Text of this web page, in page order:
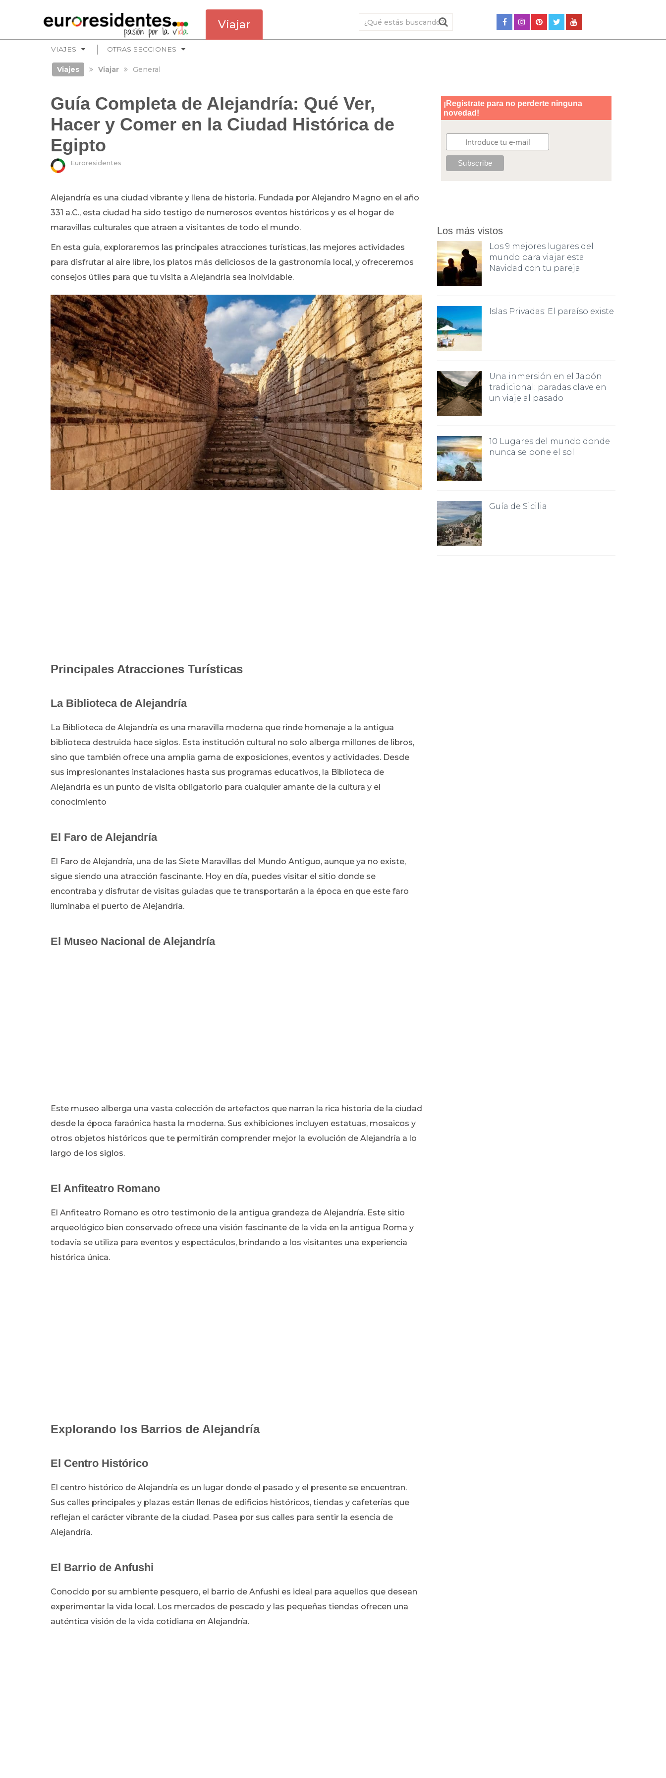
Viajar
VIAJES OTRAS SECCIONES
Viajes Viajar General
Guía Completa de Alejandría: Qué Ver,
Hacer y Comer en la Ciudad Histórica de
Egipto
Euroresidentes
Alejandría es una ciudad vibrante y llena de historia. Fundada por Alejandro Magno en el año
331 a.C., esta ciudad ha sido testigo de numerosos eventos históricos y es el hogar de
maravillas culturales que atraen a visitantes de todo el mundo.
En esta guía, exploraremos las principales atracciones turísticas, las mejores actividades
para disfrutar al aire libre, los platos más deliciosos de la gastronomía local, y ofreceremos
consejos útiles para que tu visita a Alejandría sea inolvidable.
Principales Atracciones Turísticas
La Biblioteca de Alejandría
La Biblioteca de Alejandría es una maravilla moderna que rinde homenaje a la antigua
biblioteca destruida hace siglos. Esta institución cultural no solo alberga millones de libros,
sino que también ofrece una amplia gama de exposiciones, eventos y actividades. Desde
sus impresionantes instalaciones hasta sus programas educativos, la Biblioteca de
Alejandría es un punto de visita obligatorio para cualquier amante de la cultura y el
conocimiento
El Faro de Alejandría
El Faro de Alejandría, una de las Siete Maravillas del Mundo Antiguo, aunque ya no existe,
sigue siendo una atracción fascinante. Hoy en día, puedes visitar el sitio donde se
encontraba y disfrutar de visitas guiadas que te transportarán a la época en que este faro
iluminaba el puerto de Alejandría.
El Museo Nacional de Alejandría
Este museo alberga una vasta colección de artefactos que narran la rica historia de la ciudad
desde la época faraónica hasta la moderna. Sus exhibiciones incluyen estatuas, mosaicos y
otros objetos históricos que te permitirán comprender mejor la evolución de Alejandría a lo
largo de los siglos.
El Anfiteatro Romano
El Anfiteatro Romano es otro testimonio de la antigua grandeza de Alejandría. Este sitio
arqueológico bien conservado ofrece una visión fascinante de la vida en la antigua Roma y
todavía se utiliza para eventos y espectáculos, brindando a los visitantes una experiencia
histórica única.
Explorando los Barrios de Alejandría
El Centro Histórico
El centro histórico de Alejandría es un lugar donde el pasado y el presente se encuentran.
Sus calles principales y plazas están llenas de edificios históricos, tiendas y cafeterías que
reflejan el carácter vibrante de la ciudad. Pasea por sus calles para sentir la esencia de
Alejandría.
El Barrio de Anfushi
Conocido por su ambiente pesquero, el barrio de Anfushi es ideal para aquellos que desean
experimentar la vida local. Los mercados de pescado y las pequeñas tiendas ofrecen una
auténtica visión de la vida cotidiana en Alejandría.
Los más vistos
Los 9 mejores lugares del
mundo para viajar esta
Navidad con tu pareja
Islas Privadas: El paraíso existe
Una inmersión en el Japón
tradicional: paradas clave en
un viaje al pasado
10 Lugares del mundo donde
nunca se pone el sol
Guía de Sicilia